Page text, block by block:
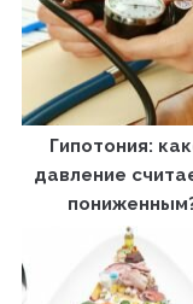
Гипотония:
давление